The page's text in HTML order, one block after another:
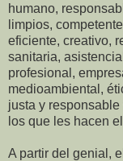
humano,
limpios,
eficiente, creativo,
sanitaria,
profesional,
medioambiental,
justa y
los que les hacen
A partir del genial,